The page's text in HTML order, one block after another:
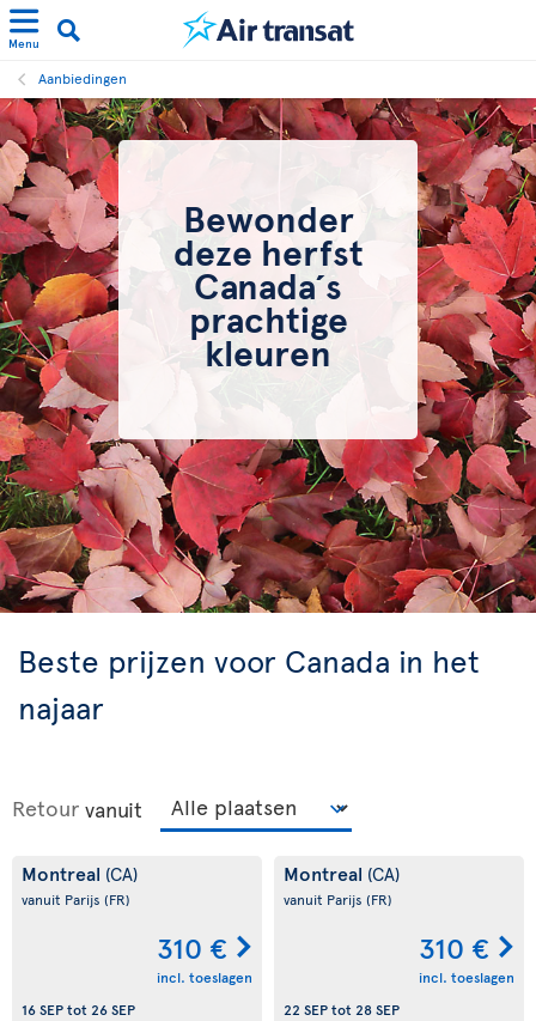
Menu
Aanbiedingen
Bewonder
deze herfst
Canada´s
prachtige
kleuren
Beste prijzen voor Canada in het
najaar
Retour vanuit
Montreal (CA)
vanuit Parijs (FR)
310 €
incl. toeslagen
16 SEPtot 26 SEP
Montreal (CA)
vanuit Parijs (FR)
310 €
incl. toeslagen
22 SEPtot 28 SEP